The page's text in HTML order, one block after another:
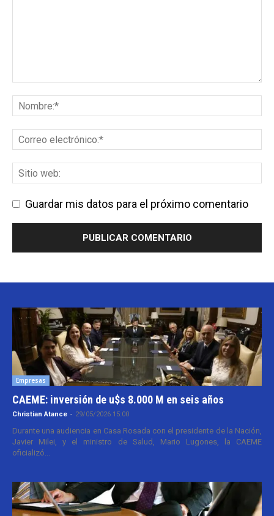
Guardar mis datos para el próximo comentario
Empresas
CAEME: inversión de u$s 8.000 M en seis años
Christian Atance - 29/05/2026 15:00
Durante una audiencia en Casa Rosada con el presidente de la Nación,
Javier Milei, y el ministro de Salud, Mario Lugones, la CAEME
oficializó...